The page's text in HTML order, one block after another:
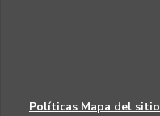
Políticas Mapa del sitio